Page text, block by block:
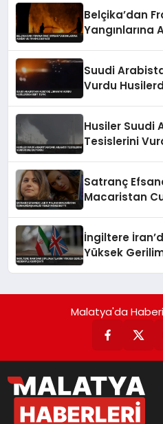
Belçika’dan
Yangınlarına
Suudi
Vurdu
Husiler Suudi
Tesislerini
Satranç
Macaristan
İngiltere
Yüksek
Malatya'da